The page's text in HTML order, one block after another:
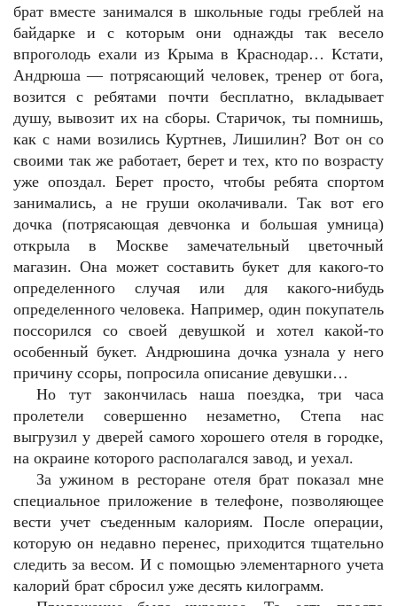
брат вместе занимался в школьные годы греблей на
байдарке и с которым они однажды так весело
впроголодь ехали из Крыма в Краснодар… Кстати,
Андрюша — потрясающий человек, тренер от бога,
возится с ребятами почти бесплатно, вкладывает
душу, вывозит их на сборы. Старичок, ты помнишь,
как с нами возились Куртнев, Лишилин? Вот он со
своими так же работает, берет и тех, кто по возрасту
уже опоздал. Берет просто, чтобы ребята спортом
занимались, а не груши околачивали. Так вот его
дочка (потрясающая девчонка и большая умница)
открыла в Москве замечательный цветочный
магазин. Она может составить букет для какого-то
определенного случая или для какого-нибудь
определенного человека. Например, один покупатель
поссорился со своей девушкой и хотел какой-то
особенный букет. Андрюшина дочка узнала у него
причину ссоры, попросила описание девушки…
Но тут закончилась наша поездка, три часа
пролетели совершенно незаметно, Степа нас
выгрузил у дверей самого хорошего отеля в городке,
на окраине которого располагался завод, и уехал.
За ужином в ресторане отеля брат показал мне
специальное приложение в телефоне, позволяющее
вести учет съеденным калориям. После операции,
которую он недавно перенес, приходится тщательно
следить за весом. И с помощью элементарного учета
калорий брат сбросил уже десять килограмм.